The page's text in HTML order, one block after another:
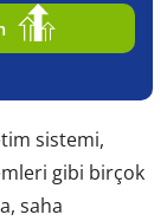
sistemi,
gibi birçok
saha